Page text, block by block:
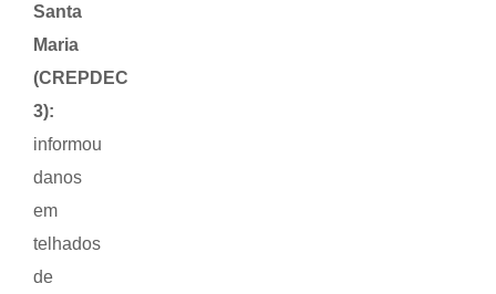
Santa
Maria
(CREPDEC
3):
informou
danos
em
telhados
de